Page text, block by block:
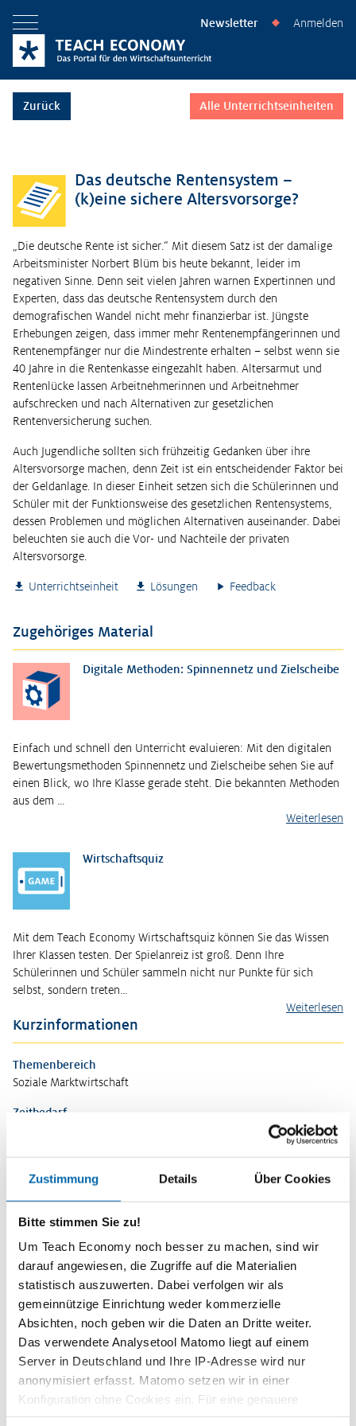
Zustimmung Details Über Cookies
Bitte stimmen Sie zu!
Um Teach Economy noch besser zu machen, sind wir
darauf angewiesen, die Zugriffe auf die Materialien
statistisch auszuwerten. Dabei verfolgen wir als
gemeinnützige Einrichtung weder kommerzielle
Absichten, noch geben wir die Daten an Dritte weiter.
Das verwendete Analysetool Matomo liegt auf einem
Server in Deutschland und Ihre IP-Adresse wird nur
anonymisiert erfasst. Matomo setzen wir in einer
Konfiguration ohne Cookies ein. Für eine genauere
Analyse bitte wir Sie, auch den optional wählbaren
Menü öffnen Newsletter ◆ Anmelden
Zurück Alle Unterrichtseinheiten
Das deutsche Rentensystem –
(k)eine sichere Altersvorsorge?
„Die deutsche Rente ist sicher.“ Mit diesem Satz ist der damalige
Arbeitsminister Norbert Blüm bis heute bekannt, leider im
negativen Sinne. Denn seit vielen Jahren warnen Expertinnen und
Experten, dass das deutsche Rentensystem durch den
demografischen Wandel nicht mehr finanzierbar ist. Jüngste
Erhebungen zeigen, dass immer mehr Rentenempfängerinnen und
Rentenempfänger nur die Mindestrente erhalten – selbst wenn sie
40 Jahre in die Rentenkasse eingezahlt haben. Altersarmut und
Rentenlücke lassen Arbeitnehmerinnen und Arbeitnehmer
aufschrecken und nach Alternativen zur gesetzlichen
Rentenversicherung suchen.
Auch Jugendliche sollten sich frühzeitig Gedanken über ihre
Altersvorsorge machen, denn Zeit ist ein entscheidender Faktor bei
der Geldanlage. In dieser Einheit setzen sich die Schülerinnen und
Schüler mit der Funktionsweise des gesetzlichen Rentensystems,
dessen Problemen und möglichen Alternativen auseinander. Dabei
beleuchten sie auch die Vor- und Nachteile der privaten
Altersvorsorge.
Unterrichtseinheit Lösungen Feedback
Zugehöriges Material
Digitale Methoden: Spinnennetz und Zielscheibe
Einfach und schnell den Unterricht evaluieren: Mit den digitalen
Bewertungsmethoden Spinnennetz und Zielscheibe sehen Sie auf
einen Blick, wo Ihre Klasse gerade steht. Die bekannten Methoden
aus dem …
Weiterlesen
Wirtschaftsquiz
Mit dem Teach Economy Wirtschaftsquiz können Sie das Wissen
Ihrer Klassen testen. Der Spielanreiz ist groß. Denn Ihre
Schülerinnen und Schüler sammeln nicht nur Punkte für sich
selbst, sondern treten…
Weiterlesen
Kurzinformationen
Themenbereich
Soziale Marktwirtschaft
Zeitbedarf
Stufen
Sekundarstufe I
Vorwissen
Deutscher Sozialstaat
Kompetenzen
Die Schülerinnen und Schüler …
verschaffen sich einen Überblick ihrer Rentensituation.
erarbeiten die Funktion und Probleme des gesetzlichen
Rentensystems.
überprüfen verschiedene Formen der privaten Altersvorsorge.